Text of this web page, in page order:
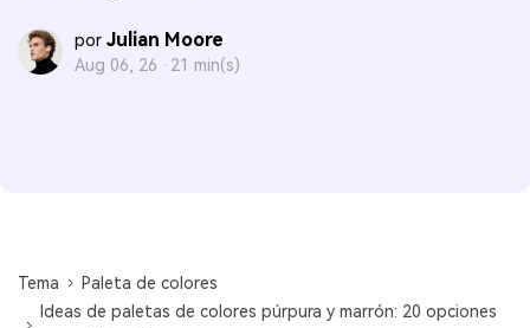
por Julian Moore
Aug 06, 26 · 21 min(s)
Tema
Paleta de colores
Ideas de paletas de colores púrpura y marrón: 20 opciones